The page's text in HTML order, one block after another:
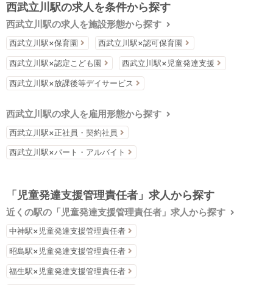
西武立川駅の求人を条件から探す
西武立川駅の求人を施設形態から探す
西武立川駅×保育園 西武立川駅×認可保育園
西武立川駅×認定こども園 西武立川駅×児童発達支援
西武立川駅×放課後等デイサービス
西武立川駅の求人を雇用形態から探す
西武立川駅×正社員・契約社員
西武立川駅×パート・アルバイト
「児童発達支援管理責任者」求人から探す
近くの駅の「児童発達支援管理責任者」求人から探す
中神駅×児童発達支援管理責任者
昭島駅×児童発達支援管理責任者
福生駅×児童発達支援管理責任者